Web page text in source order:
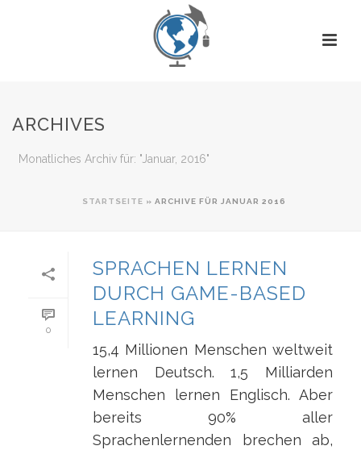
ARCHIVES
Monatliches Archiv für: "Januar, 2016"
STARTSEITE » ARCHIVE FÜR JANUAR 2016
0
SPRACHEN LERNEN
DURCH GAME-BASED
LEARNING
15,4 Millionen Menschen weltweit
lernen Deutsch. 1,5 Milliarden
Menschen lernen Englisch. Aber
bereits 90% aller
Sprachenlernenden brechen ab,